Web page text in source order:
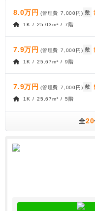
8.0万円 (管理費 7,000円) 敷
1K / 25.03m² / 7階
7.9万円 (管理費 7,000円) 敷
1K / 25.67m² / 9階
7.9万円 (管理費 7,000円) 敷
1K / 25.67m² / 5階
全20